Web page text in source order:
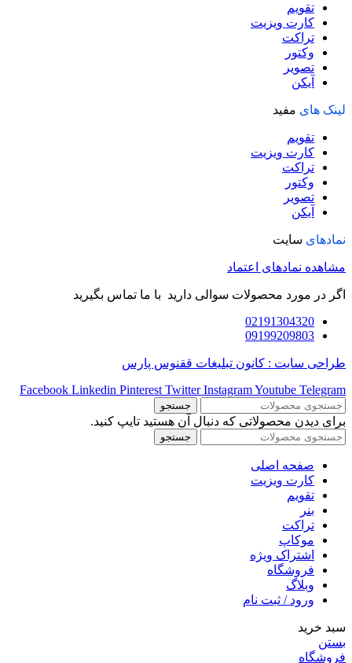
تقویم
کارت ویزیت
تراکت
وکتور
تصویر
آیکن
لینک های مفید
تقویم
کارت ویزیت
تراکت
وکتور
تصویر
آیکن
نمادهای سایت
مشاهده نمادهای اعتماد
اگر در مورد محصولات سوالی دارید با ما تماس بگیرید
02191304320
09199209803
طراحی سایت : کانون تبلیغات ققنوس پارس
Facebook Linkedin Pinterest Twitter InstagramYoutube Telegram
جستجو
برای دیدن محصولاتی که دنبال آن هستید تایپ کنید.
جستجو
صفحه اصلی
کارت ویزیت
تقویم
بنر
تراکت
موکاپ
اشتراک ویژه
فروشگاه
وبلاگ
ورود / ثبت نام
سبد خرید
بستن
فروشگاه